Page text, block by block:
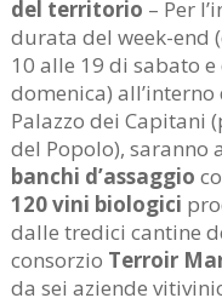
del territorio – Per
durata del week-end
10 alle 19 di sabato e
domenica) all’interno
Palazzo dei Capitani
del Popolo), saranno
banchi d’assaggio
120 vini biologici
dalle tredici cantine
consorzio Terroir
da sei aziende